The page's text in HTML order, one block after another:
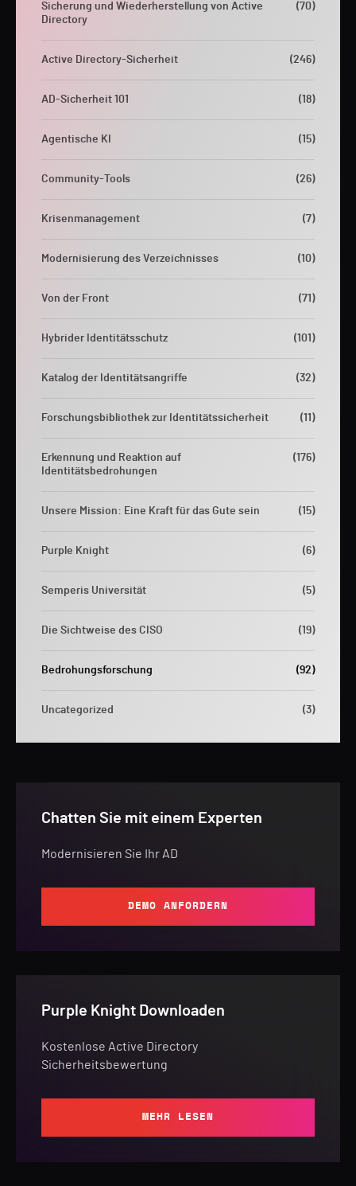
Sicherung und Wiederherstellung von Active
Directory
(70)
Active Directory-Sicherheit (246)
AD-Sicherheit 101 (18)
Agentische KI (15)
Community-Tools (26)
Krisenmanagement (7)
Modernisierung des Verzeichnisses (10)
Von der Front (71)
Hybrider Identitätsschutz (101)
Katalog der Identitätsangriffe (32)
Forschungsbibliothek zur Identitätssicherheit (11)
Erkennung und Reaktion auf
Identitätsbedrohungen
(176)
Unsere Mission: Eine Kraft für das Gute sein (15)
Purple Knight (6)
Semperis Universität (5)
Die Sichtweise des CISO (19)
Bedrohungsforschung (92)
Uncategorized (3)
Chatten Sie mit einem Experten
Modernisieren Sie Ihr AD
DEMO ANFORDERN
Purple Knight Downloaden
Kostenlose Active Directory
Sicherheitsbewertung
MEHR LESEN